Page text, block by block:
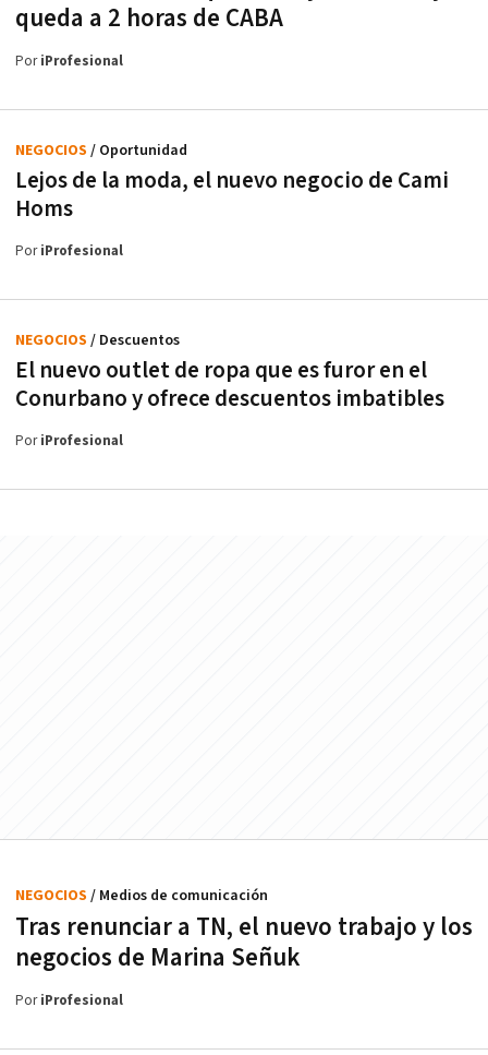
queda a 2 horas de CABA
PoriProfesional
Lejos de la moda, el nuevo negocio de Cami
Homs
NEGOCIOS / Oportunidad
PoriProfesional
El nuevo outlet de ropa que es furor en el
Conurbano y ofrece descuentos imbatibles
NEGOCIOS / Descuentos
PoriProfesional
Tras renunciar a TN, el nuevo trabajo y los
negocios de Marina Señuk
NEGOCIOS / Medios de comunicación
PoriProfesional